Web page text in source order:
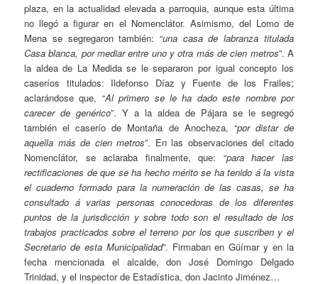
plaza, en la actualidad elevada a parroquia, aunque esta última
no llegó a figurar en el Nomenclátor. Asimismo, del Lomo de
Mena se segregaron también: “una casa de labranza titulada
Casa blanca, por mediar entre uno y otra más de cien metros”. A
la aldea de La Medida se le separaron por igual concepto los
caseríos titulados: Ildefonso Díaz y Fuente de los Frailes;
aclarándose que, “Al primero se le ha dado este nombre por
carecer de genérico”. Y a la aldea de Pájara se le segregó
también el caserío de Montaña de Anocheza, “por distar de
aquella más de cien metros”. En las observaciones del citado
Nomenclátor, se aclaraba finalmente, que: “para hacer las
rectificaciones de que se ha hecho mérito se ha tenido á la vista
el cuaderno formado para la numeración de las casas, se ha
consultado á varias personas conocedoras de los diferentes
puntos de la jurisdicción y sobre todo son el resultado de los
trabajos practicados sobre el terreno por los que suscriben y el
Secretario de esta Municipalidad”. Firmaban en Güímar y en la
fecha mencionada el alcalde, don José Domingo Delgado
Trinidad, y el inspector de Estadística, don Jacinto Jiménez…